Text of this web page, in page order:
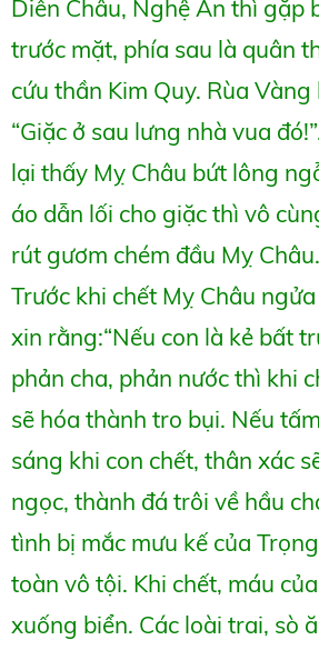
Diễn Châu, Nghệ An thì gặp
trước mặt, phía sau là quân
cứu thần Kim Quy. Rùa Vàng
“Giặc ở sau lưng nhà vua
lại thấy Mỵ Châu bứt lông
áo dẫn lối cho giặc thì vô
rút gươm chém đầu Mỵ Châu.
Trước khi chết Mỵ Châu
xin rằng:“Nếu con là kẻ bất
phản cha, phản nước thì khi
sẽ hóa thành tro bụi. Nếu
sáng khi con chết, thân xác
ngọc, thành đá trôi về hầu
tình bị mắc mưu kế của
toàn vô tội. Khi chết, máu
xuống biển. Các loài trai, sò